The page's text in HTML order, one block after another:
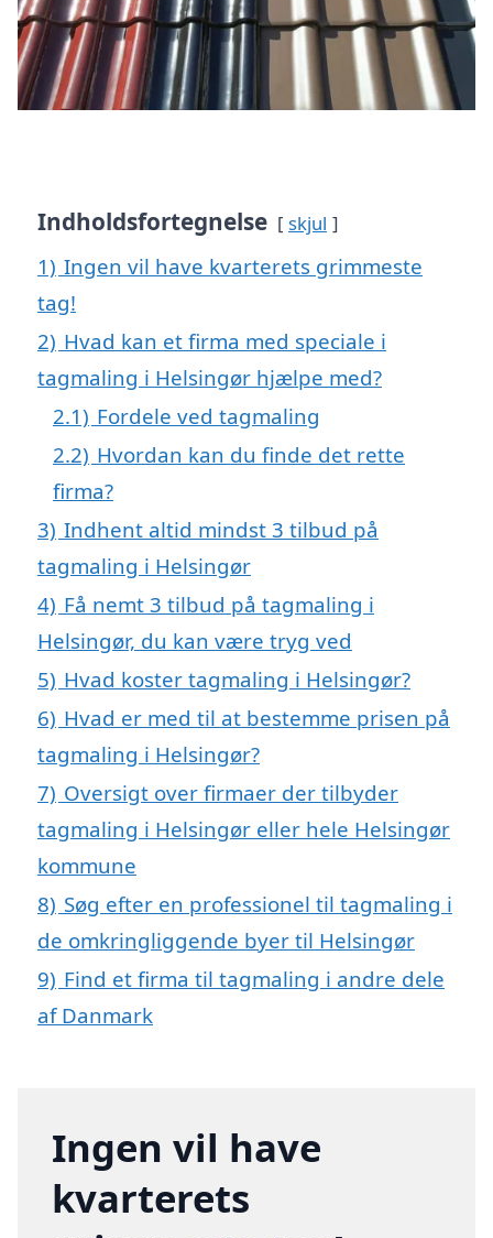
Indholdsfortegnelse skjul
1) Ingen vil have kvarterets grimmeste
tag!
2) Hvad kan et firma med speciale i
tagmaling i Helsingør hjælpe med?
2.1) Fordele ved tagmaling
2.2) Hvordan kan du finde det rette
firma?
3) Indhent altid mindst 3 tilbud på
tagmaling i Helsingør
4) Få nemt 3 tilbud på tagmaling i
Helsingør, du kan være tryg ved
5) Hvad koster tagmaling i Helsingør?
6) Hvad er med til at bestemme prisen på
tagmaling i Helsingør?
7) Oversigt over firmaer der tilbyder
tagmaling i Helsingør eller hele Helsingør
kommune
8) Søg efter en professionel til tagmaling i
de omkringliggende byer til Helsingør
9) Find et firma til tagmaling i andre dele
af Danmark
Ingen vil have
kvarterets